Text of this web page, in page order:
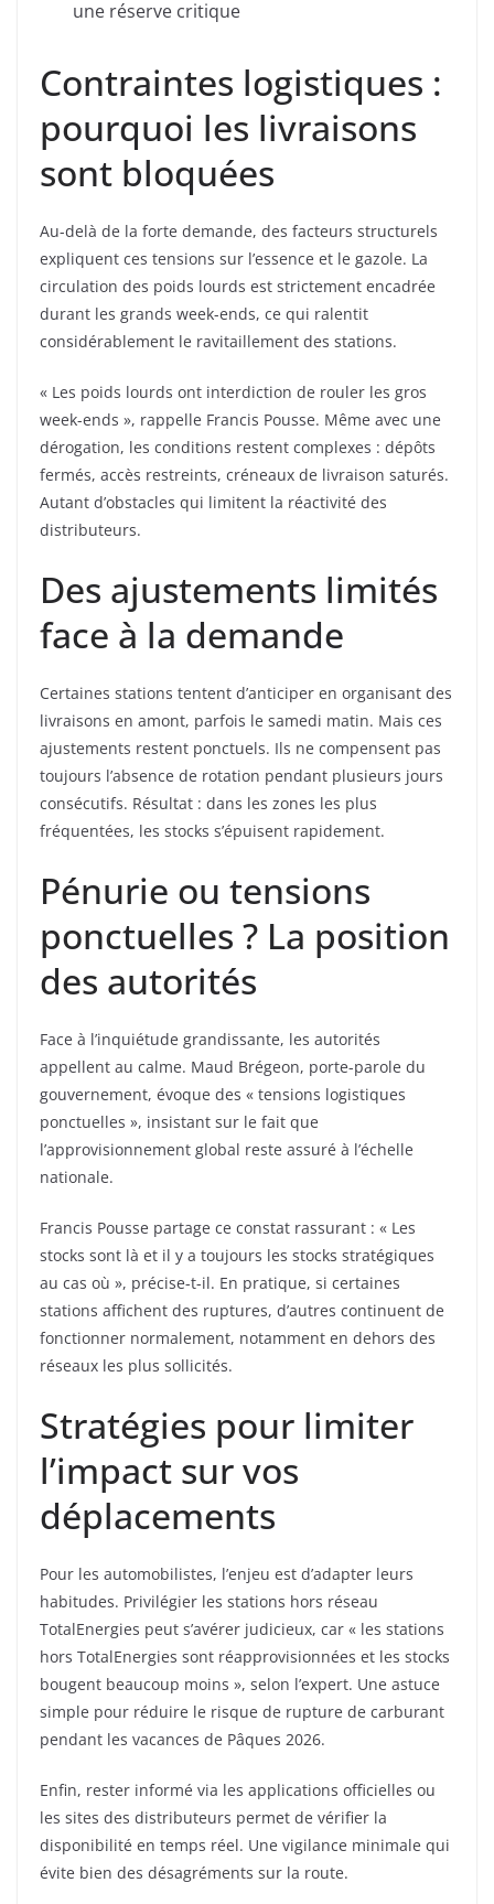
une réserve critique
Contraintes logistiques :
pourquoi les livraisons
sont bloquées
Au-delà de la forte demande, des facteurs structurels
expliquent ces tensions sur l’essence et le gazole. La
circulation des poids lourds est strictement encadrée
durant les grands week-ends, ce qui ralentit
considérablement le ravitaillement des stations.
« Les poids lourds ont interdiction de rouler les gros
week-ends », rappelle Francis Pousse. Même avec une
dérogation, les conditions restent complexes : dépôts
fermés, accès restreints, créneaux de livraison saturés.
Autant d’obstacles qui limitent la réactivité des
distributeurs.
Des ajustements limités
face à la demande
Certaines stations tentent d’anticiper en organisant des
livraisons en amont, parfois le samedi matin. Mais ces
ajustements restent ponctuels. Ils ne compensent pas
toujours l’absence de rotation pendant plusieurs jours
consécutifs. Résultat : dans les zones les plus
fréquentées, les stocks s’épuisent rapidement.
Pénurie ou tensions
ponctuelles ? La position
des autorités
Face à l’inquiétude grandissante, les autorités
appellent au calme. Maud Brégeon, porte-parole du
gouvernement, évoque des « tensions logistiques
ponctuelles », insistant sur le fait que
l’approvisionnement global reste assuré à l’échelle
nationale.
Francis Pousse partage ce constat rassurant : « Les
stocks sont là et il y a toujours les stocks stratégiques
au cas où », précise-t-il. En pratique, si certaines
stations affichent des ruptures, d’autres continuent de
fonctionner normalement, notamment en dehors des
réseaux les plus sollicités.
Stratégies pour limiter
l’impact sur vos
déplacements
Pour les automobilistes, l’enjeu est d’adapter leurs
habitudes. Privilégier les stations hors réseau
TotalEnergies peut s’avérer judicieux, car « les stations
hors TotalEnergies sont réapprovisionnées et les stocks
bougent beaucoup moins », selon l’expert. Une astuce
simple pour réduire le risque de rupture de carburant
pendant les vacances de Pâques 2026.
Enfin, rester informé via les applications officielles ou
les sites des distributeurs permet de vérifier la
disponibilité en temps réel. Une vigilance minimale qui
évite bien des désagréments sur la route.